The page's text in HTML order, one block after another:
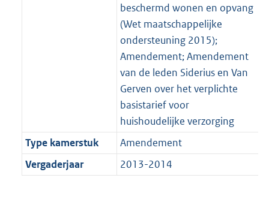
beschermd wonen en opvang
(Wet maatschappelijke
ondersteuning 2015);
Amendement; Amendement
van de leden Siderius en Van
Gerven over het verplichte
basistarief voor
huishoudelijke verzorging
Type kamerstuk
Amendement
Vergaderjaar
2013-2014